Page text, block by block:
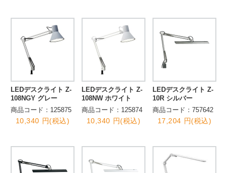
LEDデスクライト Z-
108NGY グレー
商品コード：125875
10,340 円(税込)
LEDデスクライト Z-
108NW ホワイト
商品コード：125874
10,340 円(税込)
LEDデスクライト Z-
10R シルバー
商品コード：757642
17,204 円(税込)